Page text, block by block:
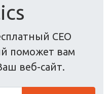
СЕО
поможет вам
веб-сайт.